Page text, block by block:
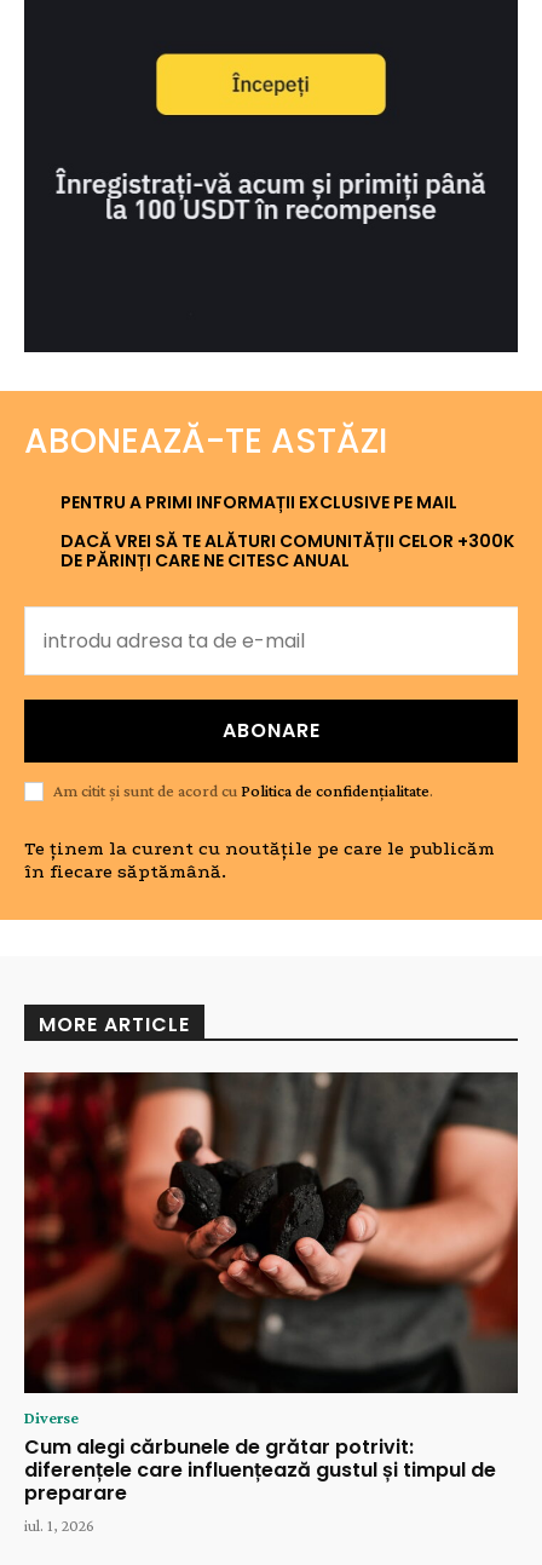
ABONEAZĂ-TE ASTĂZI
PENTRU A PRIMI INFORMAȚII EXCLUSIVE PE MAIL
DACĂ VREI SĂ TE ALĂTURI COMUNITĂȚII CELOR +300K
DE PĂRINȚI CARE NE CITESC ANUAL
ABONARE
Am citit și sunt de acord cu Politica de confidențialitate.
Te ținem la curent cu noutățile pe care le publicăm
în fiecare săptămână.
MORE ARTICLE
Diverse
Cum alegi cărbunele de grătar potrivit:
diferențele care influențează gustul și timpul de
preparare
iul. 1, 2026